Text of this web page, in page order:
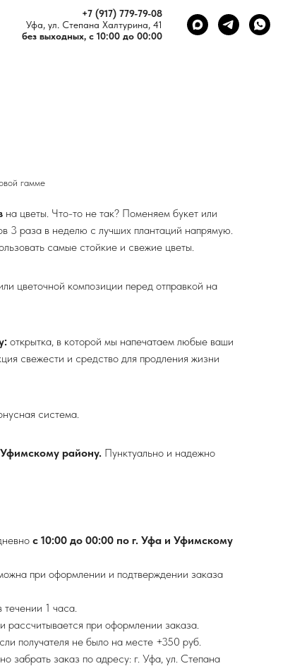
+7 (917) 779-79-08
Уфа, ул. Степана Халтурина, 41
без выходных, с 10:00 до 00:00
гамме
на цветы. Что-то не так? Поменяем букет или
3 раза в неделю с лучших плантаций напрямую.
самые стойкие и свежие цветы.
цветочной композиции перед отправкой на
открытка, в которой мы напечатаем любые ваши
свежести и средство для продления жизни
система.
району. Пунктуально и надежно
с 10:00 до 00:00 по г. Уфа и Уфимскому
при оформлении и подтверждении заказа
1 часа.
рассчитывается при оформлении заказа.
получателя не было на месте +350 руб.
забрать заказ по адресу: г. Уфа, ул. Степана